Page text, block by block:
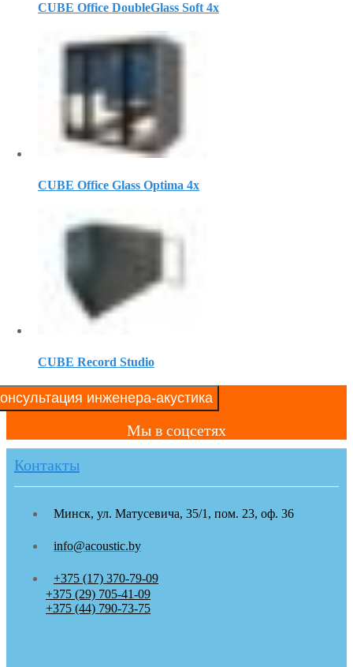
CUBE Office DoubleGlass Soft 4x
CUBE Office Glass Optima 4x
CUBE Record Studio
инженера-акустика
Мы в соцсетях
Контакты
Минск, ул. Матусевича, 35/1, пом. 23, оф. 36
info@acoustic.by
+375 (17) 370-79-09
+375 (29) 705-41-09
+375 (44) 790-73-75